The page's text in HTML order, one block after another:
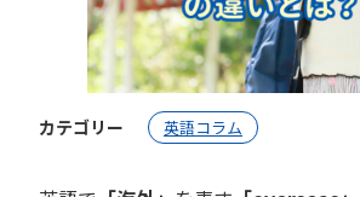
カテゴリー 英語コラム